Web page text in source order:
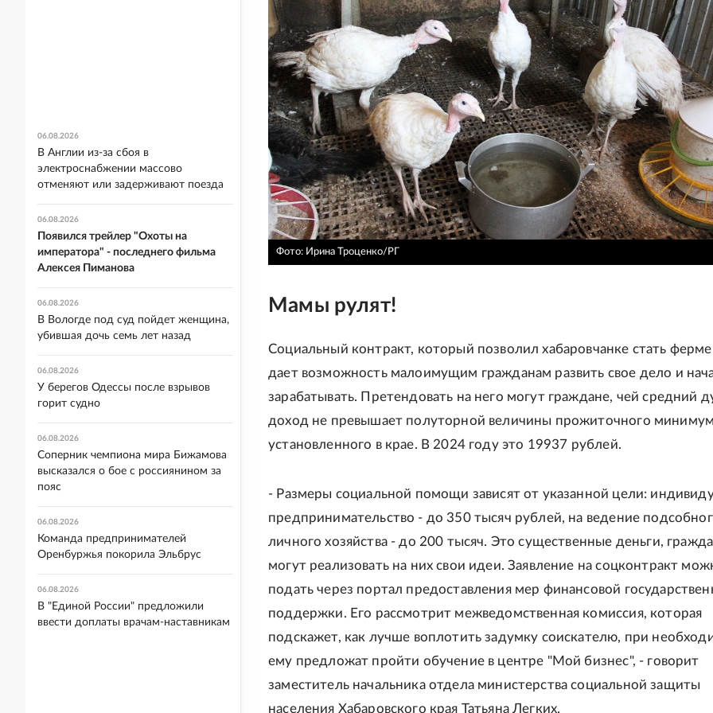
Фото: Ирина Троценко/РГ
Мамы рулят!
Социальный контракт, который позволил хабаровчанке стать
дает возможность малоимущим гражданам развить свое дело и
зарабатывать. Претендовать на него могут граждане, чей средний
доход не превышает полуторной величины прожиточного
установленного в крае. В 2024 году это 19937 рублей.
- Размеры социальной помощи зависят от указанной цели:
предпринимательство - до 350 тысяч рублей, на ведение
личного хозяйства - до 200 тысяч. Это существенные деньги,
могут реализовать на них свои идеи. Заявление на соцконтракт
подать через портал предоставления мер финансовой
поддержки. Его рассмотрит межведомственная комиссия, которая
подскажет, как лучше воплотить задумку соискателю, при
ему предложат пройти обучение в центре "Мой бизнес", - говорит
заместитель начальника отдела министерства социальной защиты
населения Хабаровского края Татьяна Легких.
06.08.2026
В Англии из-за сбоя в
электроснабжении массово
отменяют или задерживают поезда
06.08.2026
Появился трейлер "Охоты на
императора" - последнего фильма
Алексея Пиманова
06.08.2026
В Вологде под суд пойдет женщина,
убившая дочь семь лет назад
06.08.2026
У берегов Одессы после взрывов
горит судно
06.08.2026
Соперник чемпиона мира Бижамова
высказался о бое с россиянином за
пояс
06.08.2026
Команда предпринимателей
Оренбуржья покорила Эльбрус
06.08.2026
В "Единой России" предложили
ввести доплаты врачам-наставникам